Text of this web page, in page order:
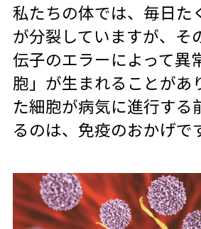
私たちの体では、毎日た
が分裂していますが、そ
伝子のエラーによって異
胞」が生まれることがあ
た細胞が病気に進行する
るのは、免疫のおかげで